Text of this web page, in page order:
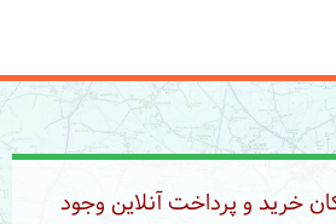
September 10, 2025
وقت استراحت خواهند داشت تا از
خرید و پرداخت آنلاین وجود